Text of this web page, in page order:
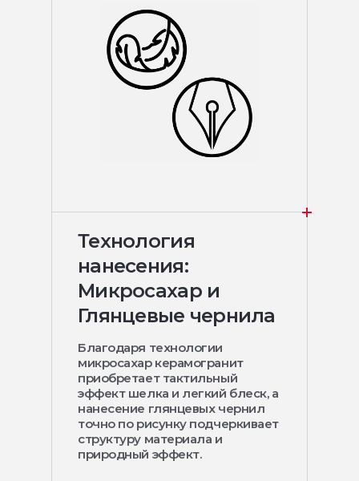
Технология
нанесения:
Микросахар и
Глянцевые чернила
Благодаря технологии
микросахар керамогранит
приобретает тактильный
эффект шелка и легкий блеск, а
нанесение глянцевых чернил
точно по рисунку подчеркивает
структуру материала и
природный эффект.